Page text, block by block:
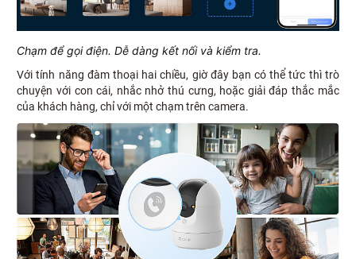
Chạm để gọi điện. Dễ dàng kết nối và kiểm tra.
Với tính năng đàm thoại hai chiều, giờ đây bạn có thể tức thì trò
chuyện với con cái, nhắc nhở thú cưng, hoặc giải đáp thắc mắc
của khách hàng, chỉ với một chạm trên camera.